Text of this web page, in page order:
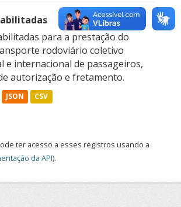
para a prestação do
rodoviário coletivo
e internacional de passageiros,
autorização e fretamento.
JSON CSV
ter acesso a esses registros usando a
da API).